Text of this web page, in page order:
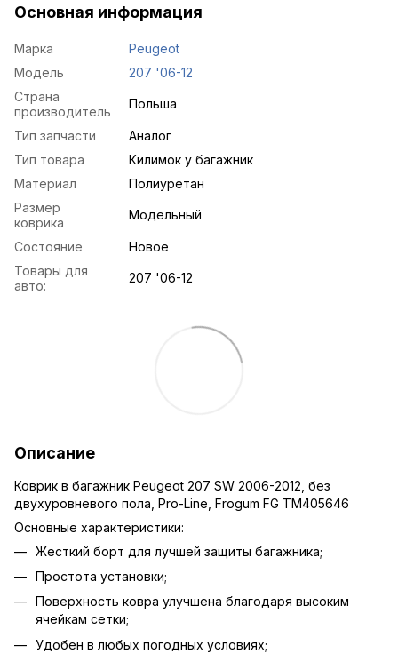
Основная информация
Марка
Peugeot
Модель
207 '06-12
Страна
производитель
Польша
Тип запчасти
Аналог
Тип товара
Килимок у багажник
Материал
Полиуретан
Размер
коврика
Модельный
Состояние
Новое
Товары для
авто:
207 '06-12
Описание
Коврик в багажник Peugeot 207 SW 2006-2012, без
двухуровневого пола, Pro-Line, Frogum FG TM405646
Основные характеристики:
Жесткий борт для лучшей защиты багажника;
Простота установки;
Поверхность ковра улучшена благодаря высоким
ячейкам сетки;
Удобен в любых погодных условиях;